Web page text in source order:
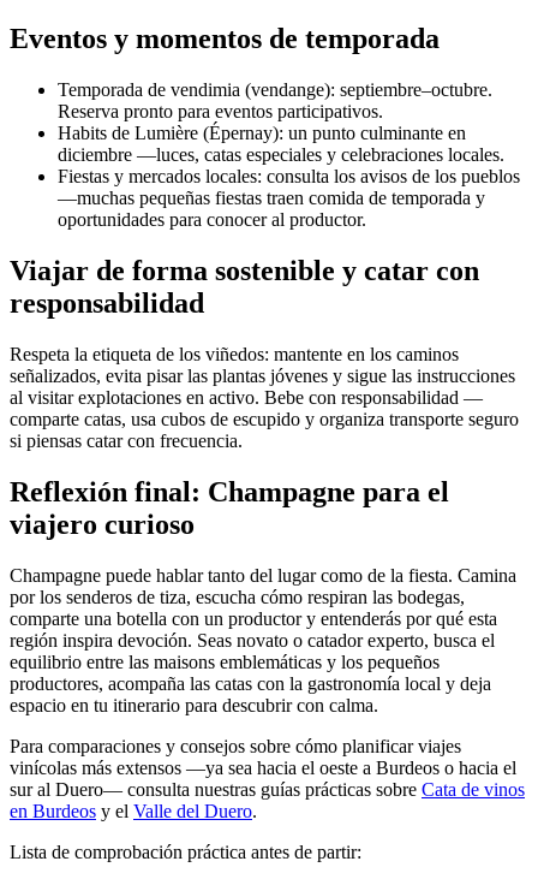
Eventos y momentos de temporada
Temporada de vendimia (vendange): septiembre–octubre.
Reserva pronto para eventos participativos.
Habits de Lumière (Épernay): un punto culminante en
diciembre —luces, catas especiales y celebraciones locales.
Fiestas y mercados locales: consulta los avisos de los pueblos
—muchas pequeñas fiestas traen comida de temporada y
oportunidades para conocer al productor.
Viajar de forma sostenible y catar con
responsabilidad
Respeta la etiqueta de los viñedos: mantente en los caminos
señalizados, evita pisar las plantas jóvenes y sigue las instrucciones
al visitar explotaciones en activo. Bebe con responsabilidad —
comparte catas, usa cubos de escupido y organiza transporte seguro
si piensas catar con frecuencia.
Reflexión final: Champagne para el
viajero curioso
Champagne puede hablar tanto del lugar como de la fiesta. Camina
por los senderos de tiza, escucha cómo respiran las bodegas,
comparte una botella con un productor y entenderás por qué esta
región inspira devoción. Seas novato o catador experto, busca el
equilibrio entre las maisons emblemáticas y los pequeños
productores, acompaña las catas con la gastronomía local y deja
espacio en tu itinerario para descubrir con calma.
Para comparaciones y consejos sobre cómo planificar viajes
vinícolas más extensos —ya sea hacia el oeste a Burdeos o hacia el
sur al Duero— consulta nuestras guías prácticas sobre Cata de vinos
en Burdeos y el Valle del Duero.
Lista de comprobación práctica antes de partir: